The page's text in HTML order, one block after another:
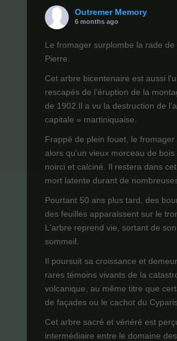
Outremer Memory
6 months ago
Le fromager surplombe la rade de
Pierre.
Cet arbre bicentenaire est aussi
rescapés de l’éruption de la
de 1902.Il a vu la destruction de
capitale » martiniquaise.
Frappé de plein fouet, le fromager
alors qu'un vieux morceau de
noirci et calciné. Il restera dans
mort latente durant de
Pourtant 50 ans plus tard, des
des feuilles apparaissent sur le
L'arbre reprend vie, sortant de
sommeil.
Il poursuit sa croissance et
rares témoins vivants de la
volcanique, au même titre que
de façades ou le cachot du
Cet arbre sacré et vénéré est
intermédiaire entre le domaine